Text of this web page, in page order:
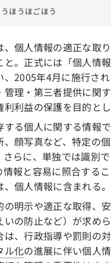
ほうほごほう
個人情報の適正な取
と。正式には「個人情
、2005年4月に施行さ
理・第三者提供に関
利益の保護を目的とし
る個人に関する情報
顔写真など、特定の
さらに、単独では識別
報と容易に照合する
個人情報に含まれる。
の明示や適正な取得、
いの防止など）が求め
は、行政指導や罰則の
ル化の進展に伴い個人